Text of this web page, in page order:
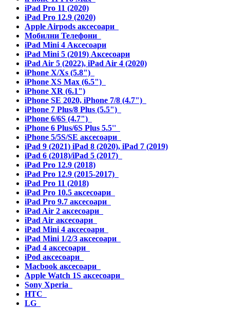
iPad Pro 11 (2020)
iPad Pro 12.9 (2020)
Apple Airpods аксесоари
Мобилни Телефони
iPad Mini 4 Аксесоари
iPad Mini 5 (2019) Аксесоари
iPad Air 5 (2022), iPad Air 4 (2020)
iPhone X/Xs (5.8")
iPhone XS Max (6.5")
iPhone XR (6.1")
iPhone SE 2020, iPhone 7/8 (4.7")
iPhone 7 Plus/8 Plus (5.5")
iPhone 6/6S (4.7")
iPhone 6 Plus/6S Plus 5.5''
iPhone 5/5S/SE аксесоари
iPad 9 (2021) iPad 8 (2020), iPad 7 (2019)
iPad 6 (2018)/iPad 5 (2017)
iPad Pro 12.9 (2018)
iPad Pro 12.9 (2015-2017)
iPad Pro 11 (2018)
iPad Pro 10.5 аксесоари
iPad Pro 9.7 аксесоари
iPad Air 2 аксесоари
iPad Air аксесоари
iPad Mini 4 аксесоари
iPad Mini 1/2/3 аксесоари
iPad 4 аксесоари
iPod аксесоари
Macbook аксесоари
Apple Watch 1S аксесоари
Sony Xperia
HTC
LG